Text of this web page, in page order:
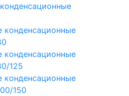
конденсационные
конденсационные
125
конденсационные
150